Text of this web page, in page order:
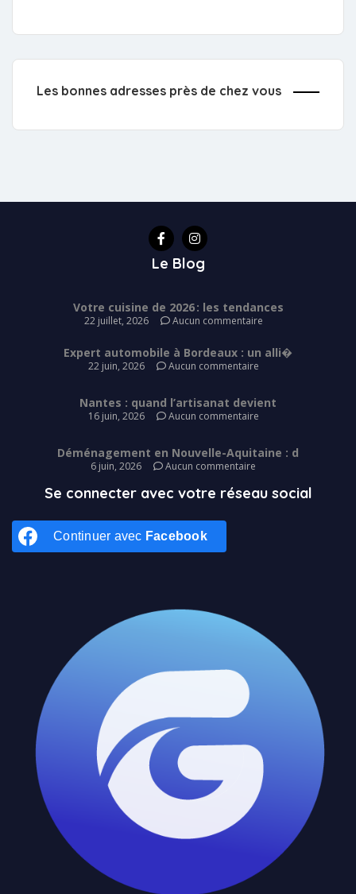
Les bonnes adresses près de chez vous
Le Blog
Votre cuisine de 2026 : les tendances
22 juillet, 2026 Aucun commentaire
Expert automobile à Bordeaux : un alli�
22 juin, 2026 Aucun commentaire
Nantes : quand l’artisanat devient
16 juin, 2026 Aucun commentaire
Déménagement en Nouvelle-Aquitaine : d
6 juin, 2026 Aucun commentaire
Se connecter avec votre réseau social
Continuer avec Facebook